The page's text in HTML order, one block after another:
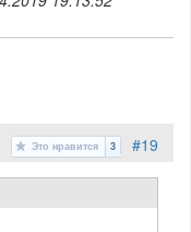
#19
Это нравится 3